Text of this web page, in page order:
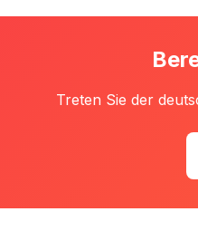
Treten Sie der